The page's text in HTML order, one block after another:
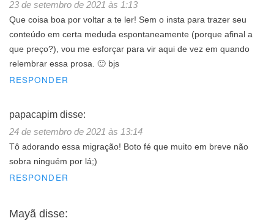
23 de setembro de 2021 às 1:13
Que coisa boa por voltar a te ler! Sem o insta para trazer seu
conteúdo em certa meduda espontaneamente (porque afinal a
que preço?), vou me esforçar para vir aqui de vez em quando
relembrar essa prosa. 🙂 bjs
RESPONDER
papacapim disse:
24 de setembro de 2021 às 13:14
Tô adorando essa migração! Boto fé que muito em breve não
sobra ninguém por lá;)
RESPONDER
Mayã disse: